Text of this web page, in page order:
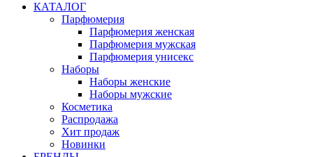
КАТАЛОГ
Парфюмерия
Парфюмерия женская
Парфюмерия мужская
Парфюмерия унисекс
Наборы
Наборы женские
Наборы мужские
Косметика
Распродажа
Хит продаж
Новинки